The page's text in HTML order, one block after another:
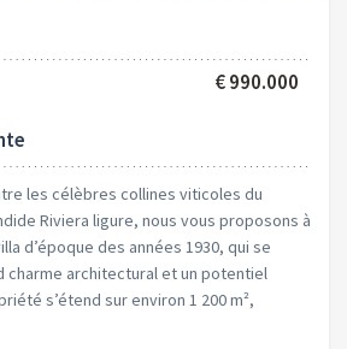
€ 990.000
les célèbres collines viticoles du
Riviera ligure, nous vous proposons à
d’époque des années 1930, qui se
charme architectural et un potentiel
s’étend sur environ 1 200 m²,